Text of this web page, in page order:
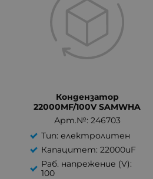
Кондензатор
22000MF/100V SAMWHA
Арт.№: 246703
Тип: електролитен
Капацитет: 22000uF
Раб. напрежение (V):
100